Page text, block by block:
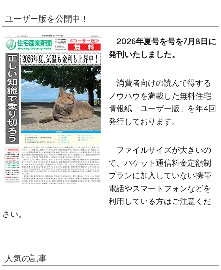
ユーザー版を公開中！
2026年夏号を号を7月8日に
発刊いたしました。
消費者向けの読んで得する
ノウハウを満載した無料住宅
情報紙「ユーザー版」を年4回
発行しております。
ファイルサイズが大きいの
で、パケット通信料金定額制
プランに加入していない携帯
電話やスマートフォンなどを
利用している方はご注意くだ
さい。
人気の記事